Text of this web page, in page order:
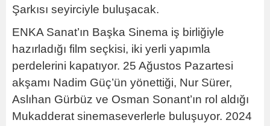
Şarkısı seyirciyle buluşacak.
ENKA Sanat’ın Başka Sinema iş birliğiyle
hazırladığı film seçkisi, iki yerli yapımla
perdelerini kapatıyor. 25 Ağustos Pazartesi
akşamı Nadim Güç’ün yönettiği, Nur Sürer,
Aslıhan Gürbüz ve Osman Sonant’ın rol aldığı
Mukadderat sinemaseverlerle buluşuyor. 2024